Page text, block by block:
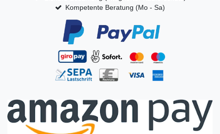
Kompetente Beratung (Mo - Sa)